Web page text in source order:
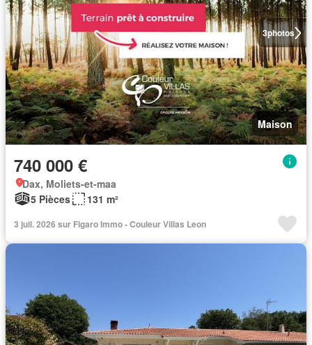
3photos
Maison
740 000 €
Dax, Moliets-et-maa
5 Pièces
131 m²
3 juil. 2026 sur Figaro Immo - Couleur Villas Leon